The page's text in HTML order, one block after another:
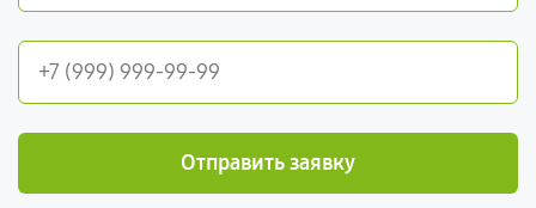
Отправить заявку